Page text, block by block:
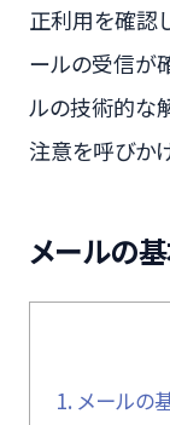
正利用を確認
ールの受信が
ルの技術的な
注意を呼びか
メールの
1. メールの